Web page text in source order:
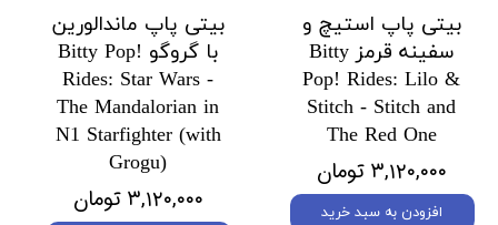
بیتی پاپ استیچ و
سفینه قرمز Bitty
Pop! Rides: Lilo &
Stitch - Stitch and
The Red One
۳,۱۲۰,۰۰۰ تومان
افزودن به سبد خرید
بیتی پاپ ماندالورین
با گروگو Bitty Pop!
Rides: Star Wars -
The Mandalorian in
N1 Starfighter (with
Grogu)
۳,۱۲۰,۰۰۰ تومان